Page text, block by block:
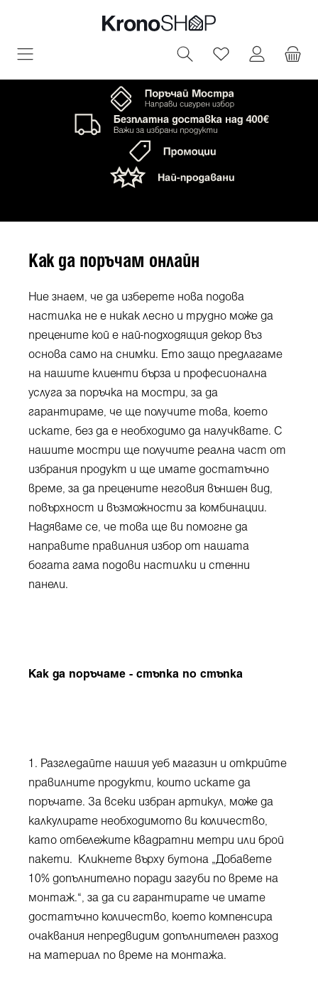
съдържание
Имате 0
Как да поръчам онлайн
Ние знаем, че да изберете нова подова
настилка не е никак лесно и трудно може да
прецените кой е най-подходящия декор въз
основа само на снимки. Ето защо предлагаме
на нашите клиенти бърза и професионална
услуга за поръчка на мостри, за да
гарантираме, че ще получите това, което
искате, без да е необходимо да налучквате. С
нашите мостри ще получите реална част от
избрания продукт и ще имате достатъчно
време, за да прецените неговия външен вид,
повърхност и възможности за комбинации.
Надяваме се, че това ще ви помогне да
направите правилния избор от нашата
богата гама подови настилки и стенни
панели.
Как да поръчаме - стъпка по стъпка
1. Разгледайте нашия уеб магазин и открийте
правилните продукти, които искате да
поръчате. За всеки избран артикул, може да
калкулирате необходимото ви количество,
като отбележите квадратни метри или брой
пакети. Кликнете върху бутона „Добавете
10% допълнително поради загуби по време на
монтаж.“, за да си гарантирате че имате
достатъчно количество, което компенсира
очаквания непредвидим допълнителен разход
на материал по време на монтажа.